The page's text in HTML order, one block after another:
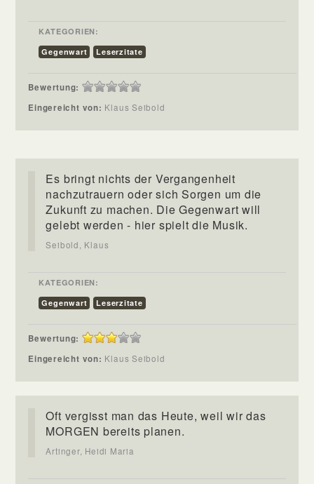
KATEGORIEN:
Gegenwart
Leserzitate
Bewertung:
Eingereicht von: Klaus Seibold
Es bringt nichts der Vergangenheit
nachzutrauern oder sich Sorgen um die
Zukunft zu machen. Die Gegenwart will
gelebt werden - hier spielt die Musik.
Seibold, Klaus
KATEGORIEN:
Gegenwart
Leserzitate
Bewertung:
Eingereicht von: Klaus Seibold
Oft vergisst man das Heute, weil wir das
MORGEN bereits planen.
Artinger, Heidi Maria